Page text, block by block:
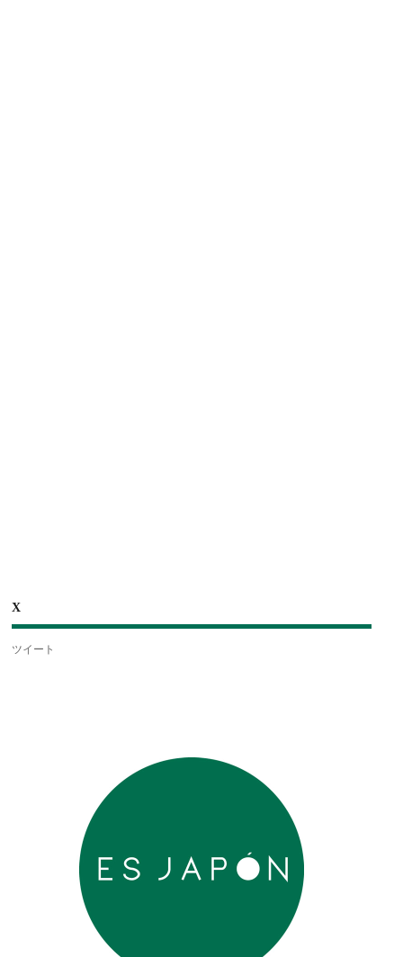
X
ツイート